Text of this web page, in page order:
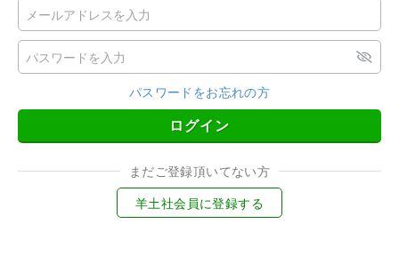
パスワードをお忘れの方
ログイン
まだご登録頂いてない方
羊土社会員に登録する